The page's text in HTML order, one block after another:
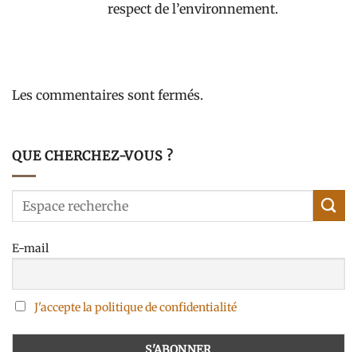
respect de l’environnement.
Les commentaires sont fermés.
QUE CHERCHEZ-VOUS ?
E-mail
J'accepte la politique de confidentialité